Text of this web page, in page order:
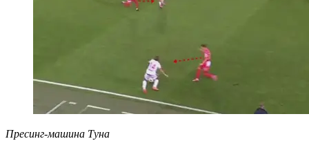
Пресинг-машина Туна